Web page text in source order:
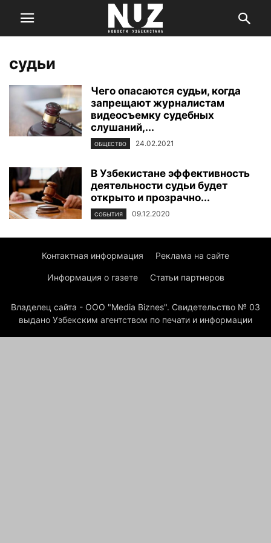
судьи
Чего опасаются судьи, когда
запрещают журналистам
видеосъемку судебных
слушаний,...
ОБЩЕСТВО 24.02.2021
В Узбекистане эффективность
деятельности судьи будет
открыто и прозрачно...
СОБЫТИЯ 09.12.2020
Контактная информация Реклама на сайте
Информация о газете Статьи партнеров
Владелец сайта - ООО "Media Biznes". Свидетельство № 03
выдано Узбекским агентством по печати и информации